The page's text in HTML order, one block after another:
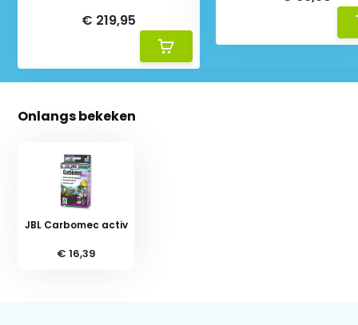
€ 219,95
Onlangs bekeken
JBL Carbomec activ
€ 16,39